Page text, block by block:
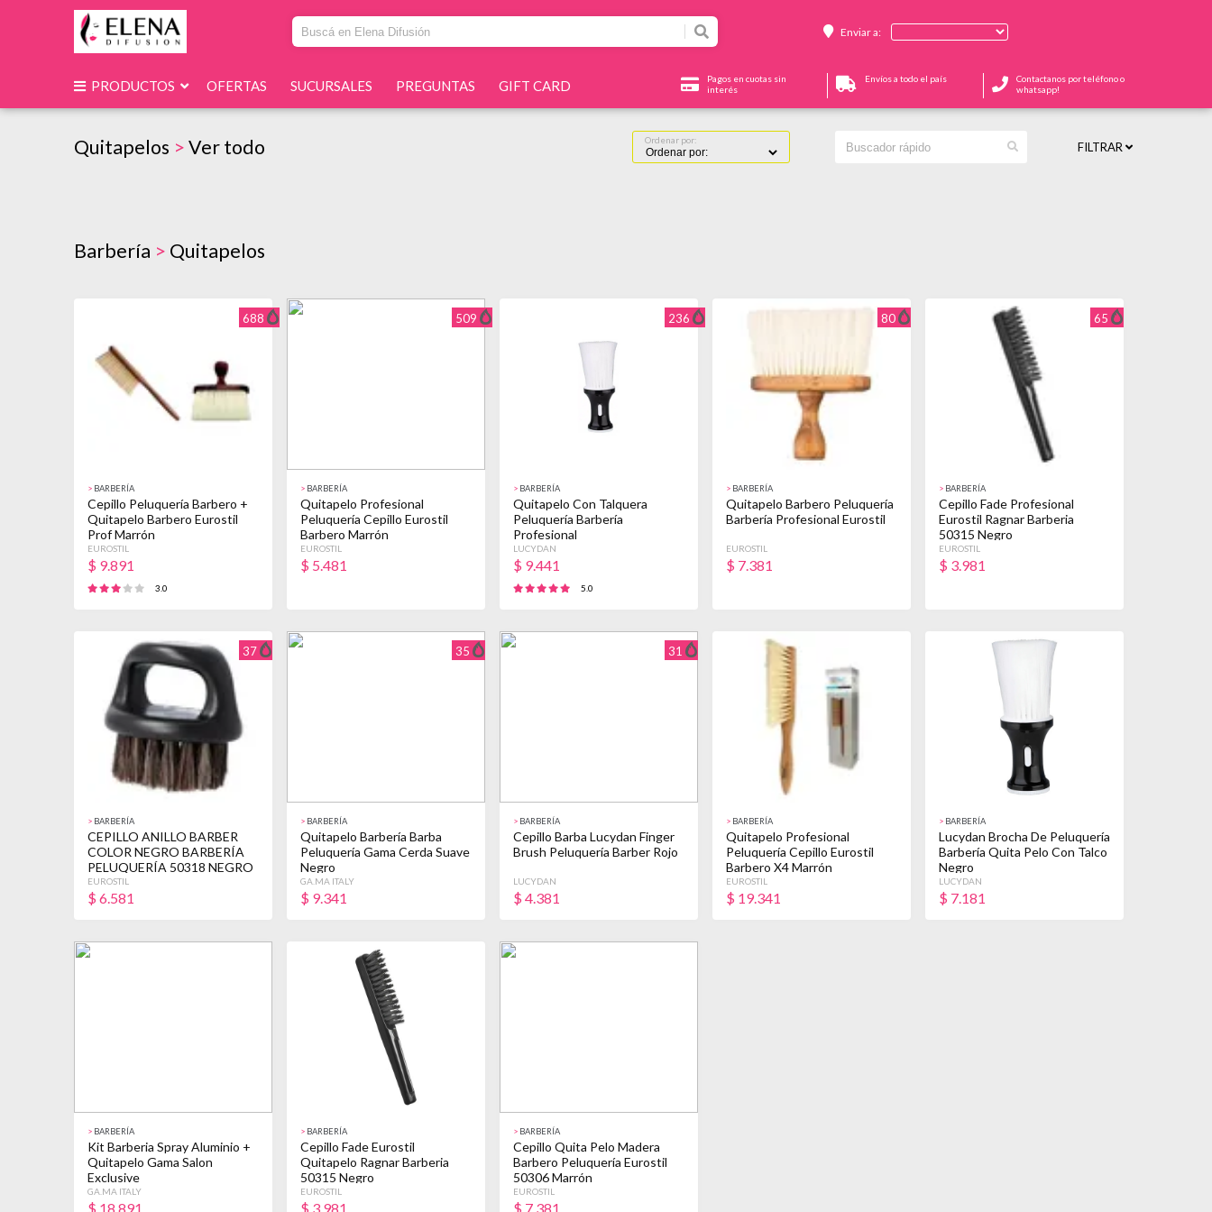
Enviar a:
PRODUCTOS OFERTAS SUCURSALES PREGUNTAS GIFT CARD
Pagos en cuotas sin
interés
Envíos a todo el país
Contactanos por teléfono o
whatsapp!
Quitapelos >Ver todo Ordenar por: FILTRAR
Barbería > Quitapelos
688
> BARBERÍA
Cepillo Peluquería Barbero +
Quitapelo Barbero Eurostil
Prof Marrón
EUROSTIL
$ 9.891
3.0
509
> BARBERÍA
Quitapelo Profesional
Peluquería Cepillo Eurostil
Barbero Marrón
EUROSTIL
$ 5.481
236
> BARBERÍA
Quitapelo Con Talquera
Peluquería Barbería
Profesional
LUCYDAN
$ 9.441
5.0
80
> BARBERÍA
Quitapelo Barbero Peluquería
Barbería Profesional Eurostil
EUROSTIL
$ 7.381
65
> BARBERÍA
Cepillo Fade Profesional
Eurostil Ragnar Barberia
50315 Negro
EUROSTIL
$ 3.981
37
> BARBERÍA
CEPILLO ANILLO BARBER
COLOR NEGRO BARBERÍA
PELUQUERÍA 50318 NEGRO
EUROSTIL
$ 6.581
35
> BARBERÍA
Quitapelo Barbería Barba
Peluquería Gama Cerda Suave
Negro
GA.MA ITALY
$ 9.341
31
> BARBERÍA
Cepillo Barba Lucydan Finger
Brush Peluquería Barber Rojo
LUCYDAN
$ 4.381
> BARBERÍA
Quitapelo Profesional
Peluquería Cepillo Eurostil
Barbero X4 Marrón
EUROSTIL
$ 19.341
> BARBERÍA
Lucydan Brocha De Peluquería
Barbería Quita Pelo Con Talco
Negro
LUCYDAN
$ 7.181
> BARBERÍA
Kit Barberia Spray Aluminio +
Quitapelo Gama Salon
Exclusive
GA.MA ITALY
$ 18.891
> BARBERÍA
Cepillo Fade Eurostil
Quitapelo Ragnar Barberia
50315 Negro
EUROSTIL
$ 3.981
> BARBERÍA
Cepillo Quita Pelo Madera
Barbero Peluquería Eurostil
50306 Marrón
EUROSTIL
$ 7.381